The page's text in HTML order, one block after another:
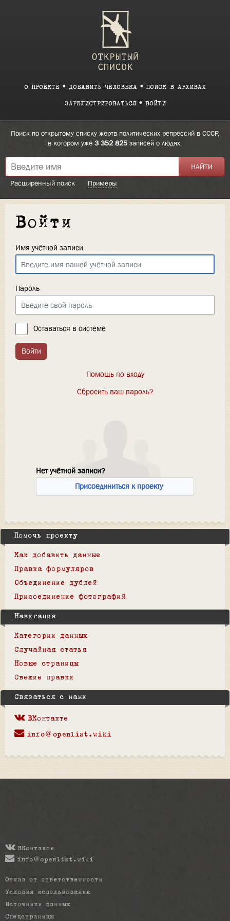
О ПРОЕКТЕ ДОБАВИТЬ ЧЕЛОВЕКА ПОИСК В АРХИВАХ
ЗАРЕГИСТРИРОВАТЬСЯ ВОЙТИ
Поиск по открытому списку жертв политических репрессий в СССР,
в котором уже 3 352 825 записей о людях.
Расширенный поиск Примеры
Войти
Имя учётной записи
Пароль
Оставаться в системе
Войти
Помощь по входу
Сбросить ваш пароль?
Нет учётной записи?
Присоединиться к проекту
Помочь проекту
Как добавить данные
Правка формуляров
Объединение дублей
Присоединение фотографий
Навигация
Категории данных
Случайная статья
Новые страницы
Свежие правки
Связаться с нами
ВКонтакте
info@openlist.wiki
ВКонтакте
info@openlist.wiki
Отказ от ответственности
Условия использования
Источники данных
Спецстраницы